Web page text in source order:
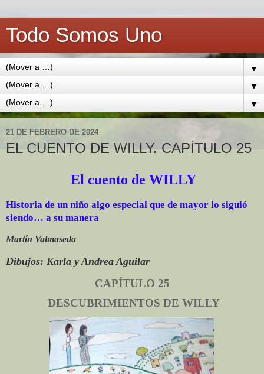
Todo Somos Uno
▼
▼
▼
21 DE FEBRERO DE 2024
EL CUENTO DE WILLY. CAPÍTULO 25
El cuento de WILLY
Historia de un niño algo especial que de mayor lo siguió
siendo… a su manera
Martín Valmaseda
Dibujos: Karla y Andrea Aguilar
CAPÍTULO 25
DESCUBRIMIENTOS DE WILLY